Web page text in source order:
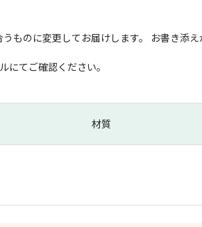
ものに変更してお届けします。 お書き添
てご確認ください。
材質